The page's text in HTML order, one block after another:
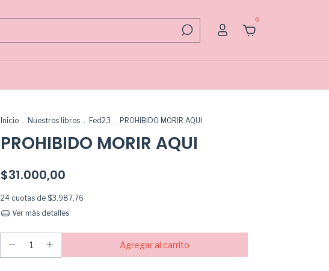
0
Inicio . Nuestros libros . Fed23 . PROHIBIDO MORIR AQUI
PROHIBIDO MORIR AQUI
$31.000,00
24 cuotas de $3.987,76
Ver más detalles